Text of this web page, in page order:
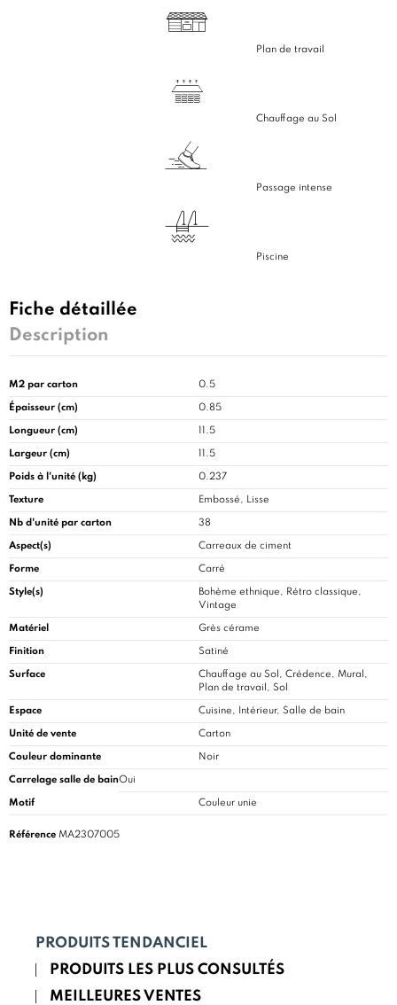
Plan de travail
Chauffage au Sol
Passage intense
Piscine
Fiche détaillée
Description
M2 par carton 0.5
Épaisseur (cm) 0.85
Longueur (cm) 11.5
Largeur (cm) 11.5
Poids à l'unité (kg) 0.237
Texture Embossé, Lisse
Nb d'unité par carton 38
Aspect(s) Carreaux de ciment
Forme Carré
Style(s)
Bohème ethnique, Rétro classique,
Vintage
Matériel Grès cérame
Finition Satiné
Surface
Chauffage au Sol, Crédence, Mural,
Plan de travail, Sol
Espace Cuisine, Intérieur, Salle de bain
Unité de vente Carton
Couleur dominante Noir
Carrelage salle de bainOui
Motif Couleur unie
Référence MA2307005
PRODUITS TENDANCIEL
PRODUITS LES PLUS CONSULTÉS
MEILLEURES VENTES